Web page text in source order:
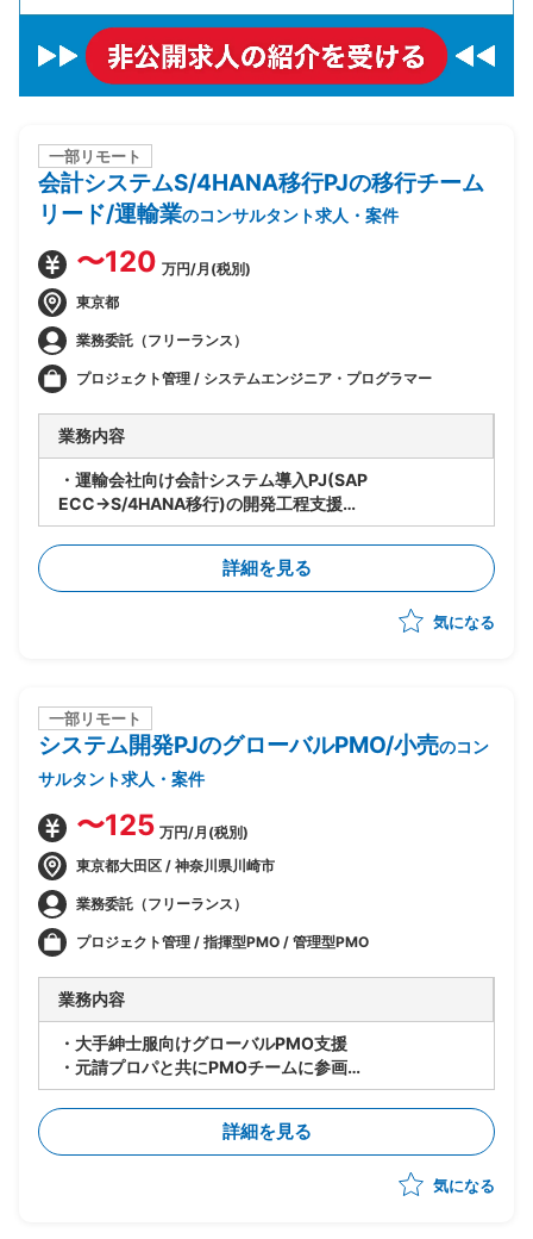
一部リモート
会計システムS/4HANA移行PJの移行チーム
リード/運輸業のコンサルタント求人・案件
〜120 万円/月(税別)
東京都
業務委託（フリーランス）
プロジェクト管理 / システムエンジニア・プログラマー
業務内容
・運輸会社向け会計システム導入PJ(SAP
ECC→S/4HANA移行)の開発工程支援
・移行チームリードとして移行計画/推進、関係者調
整、進捗/課題管理の主導
・データ移行の推進、現行システムのデータ抽出方針/
抽出内容の検討
・開発ベンダー作業のサポート、各種マネジメントの実
詳細を見る
気になる
一部リモート
システム開発PJのグローバルPMO/小売のコン
サルタント求人・案件
〜125 万円/月(税別)
東京都大田区 / 神奈川県川崎市
業務委託（フリーランス）
プロジェクト管理 / 指揮型PMO / 管理型PMO
業務内容
・大手紳士服向けグローバルPMO支援
・元請プロパと共にPMOチームに参画
・開発リーダーが収集した情報を元にシステム開発にお
ける品質分析、品質管理を実施
・また、品質分析した内容を上位に報告/開発チームへ
のフィードバック
・海外クライアントとのコミュニケーション、契約審査
詳細を見る
気になる